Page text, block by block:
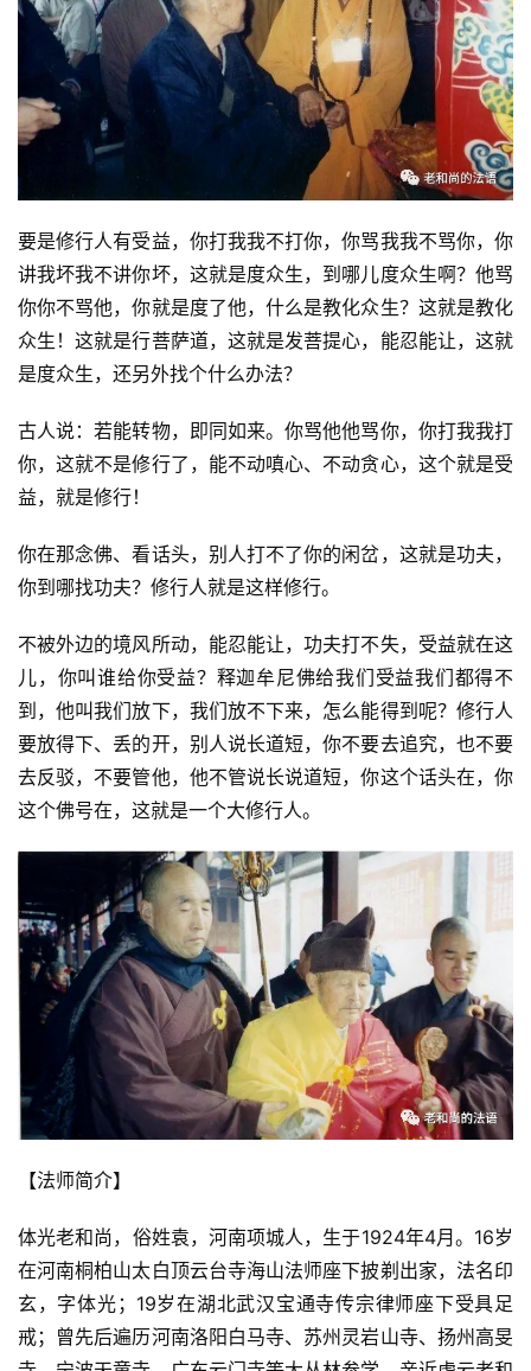
资
讯
僧
音
僧
心
乐
提
专
题
要是修行人有受益，你打我我不打你，你骂我我不骂你，你
讲我坏我不讲你坏，这就是度众生，到哪儿度众生啊？他骂
你你不骂他，你就是度了他，什么是教化众生？这就是教化
众生！这就是行菩萨道，这就是发菩提心，能忍能让，这就
是度众生，还另外找个什么办法？
古人说：若能转物，即同如来。你骂他他骂你，你打我我打
你，这就不是修行了，能不动嗔心、不动贪心，这个就是受
益，就是修行！
你在那念佛、看话头，别人打不了你的闲岔，这就是功夫，
你到哪找功夫？修行人就是这样修行。
不被外边的境风所动，能忍能让，功夫打不失，受益就在这
儿，你叫谁给你受益？释迦牟尼佛给我们受益我们都得不
到，他叫我们放下，我们放不下来，怎么能得到呢？修行人
要放得下、丢的开，别人说长道短，你不要去追究，也不要
去反驳，不要管他，他不管说长说道短，你这个话头在，你
这个佛号在，这就是一个大修行人。
【法师简介】
体光老和尚，俗姓袁，河南项城人，生于1924年4月。16岁
在河南桐柏山太白顶云台寺海山法师座下披剃出家，法名印
玄，字体光；19岁在湖北武汉宝通寺传宗律师座下受具足
戒；曾先后遍历河南洛阳白马寺、苏州灵岩山寺、扬州高旻